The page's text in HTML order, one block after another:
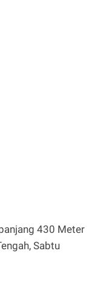
430 Meter
Sabtu